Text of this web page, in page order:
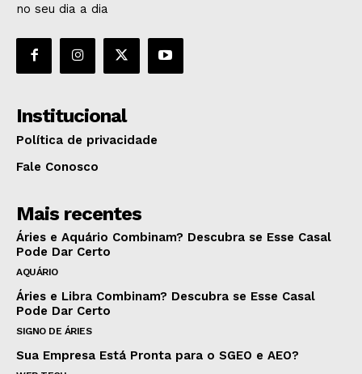
no seu dia a dia
Institucional
Política de privacidade
Fale Conosco
Mais recentes
Áries e Aquário Combinam? Descubra se Esse Casal
Pode Dar Certo
AQUÁRIO
Áries e Libra Combinam? Descubra se Esse Casal
Pode Dar Certo
SIGNO DE ÁRIES
Sua Empresa Está Pronta para o SGEO e AEO?